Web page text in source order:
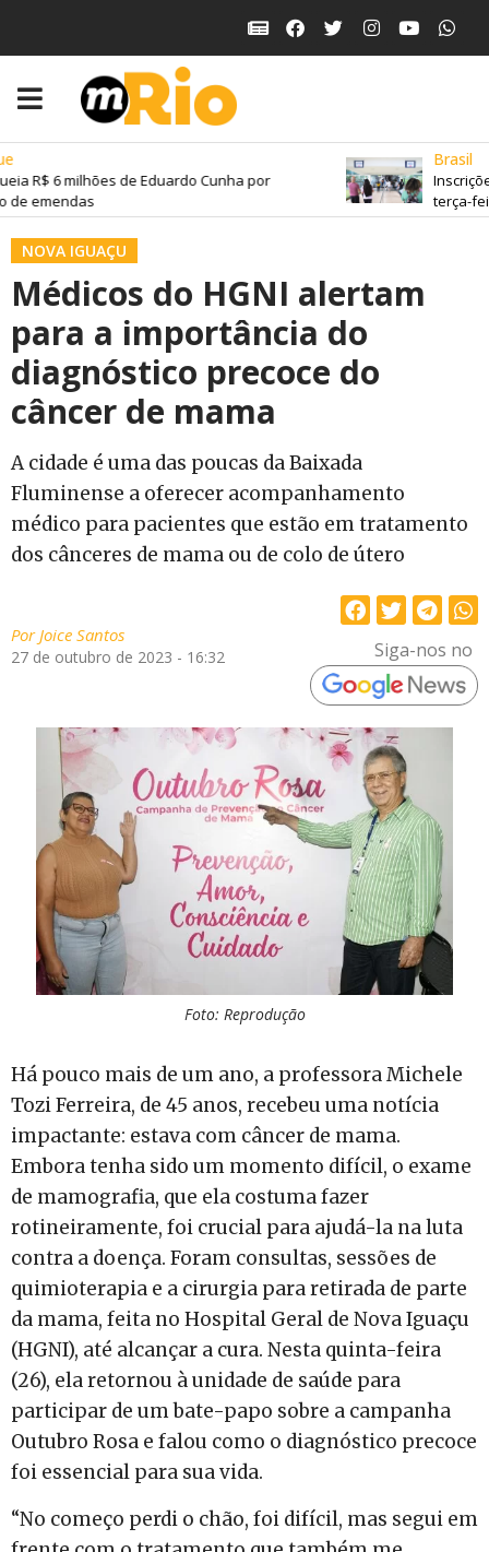
R$ 6 milhões de Eduardo Cunha por
emendas
Brasil
Inscrições
terça-feira
NOVA IGUAÇU
Médicos do HGNI alertam
para a importância do
diagnóstico precoce do
câncer de mama
A cidade é uma das poucas da Baixada
Fluminense a oferecer acompanhamento
médico para pacientes que estão em tratamento
dos cânceres de mama ou de colo de útero
PorJoice Santos
27 de outubro de 2023 - 16:32 Siga-nos no
Foto: Reprodução
Há pouco mais de um ano, a professora Michele
Tozi Ferreira, de 45 anos, recebeu uma notícia
impactante: estava com câncer de mama.
Embora tenha sido um momento difícil, o exame
de mamografia, que ela costuma fazer
rotineiramente, foi crucial para ajudá-la na luta
contra a doença. Foram consultas, sessões de
quimioterapia e a cirurgia para retirada de parte
da mama, feita no Hospital Geral de Nova Iguaçu
(HGNI), até alcançar a cura. Nesta quinta-feira
(26), ela retornou à unidade de saúde para
participar de um bate-papo sobre a campanha
Outubro Rosa e falou como o diagnóstico precoce
foi essencial para sua vida.
“No começo perdi o chão, foi difícil, mas segui em